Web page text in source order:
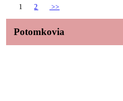
1
2 >>
Potomkovia